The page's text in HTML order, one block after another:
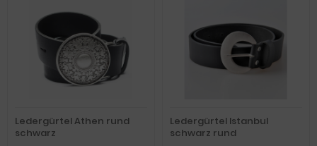
Ledergürtel Athen rund
schwarz
Ledergürtel Istanbul
schwarz rund